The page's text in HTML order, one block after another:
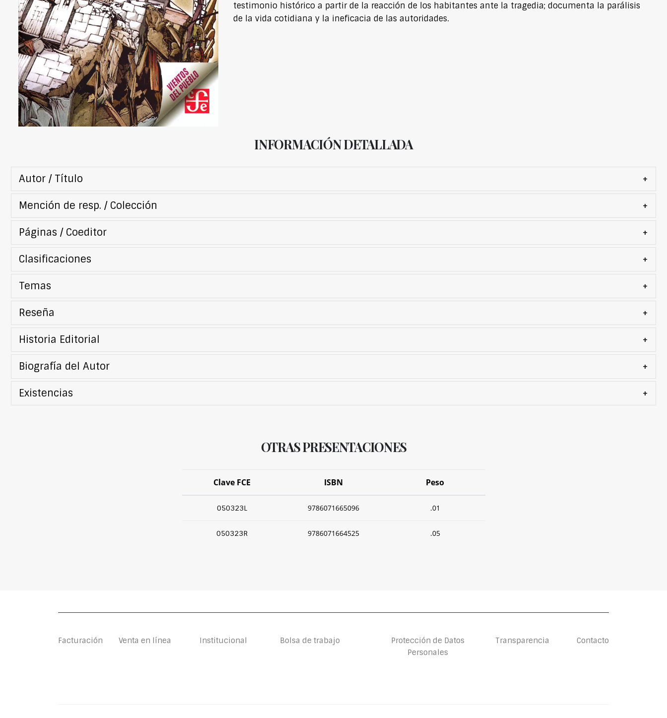
testimonio histórico a partir de la reacción de los habitantes ante la tragedia; documenta la parálisis
de la vida cotidiana y la ineficacia de las autoridades.
INFORMACIÓN DETALLADA
Autor / Título +
Mención de resp. / Colección +
Páginas / Coeditor +
Clasificaciones +
Temas +
Reseña +
Historia Editorial +
Biografía del Autor +
Existencias +
OTRAS PRESENTACIONES
Clave FCE ISBN Peso
050323L 9786071665096 .01
050323R 9786071664525 .05
Facturación Venta en línea Institucional Bolsa de trabajo
Protección de Datos
Personales
Transparencia Contacto